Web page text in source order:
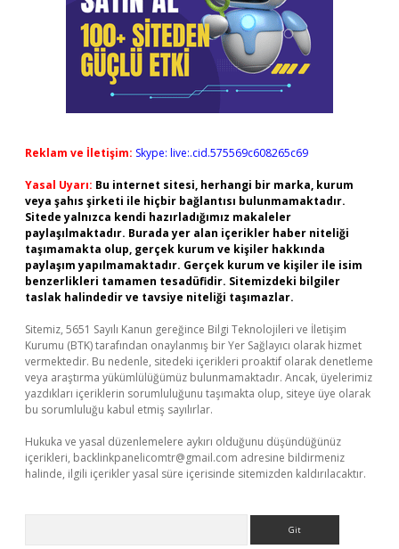
Reklam ve İletişim: Skype: live:.cid.575569c608265c69
Yasal Uyarı: Bu internet sitesi, herhangi bir marka, kurum
veya şahıs şirketi ile hiçbir bağlantısı bulunmamaktadır.
Sitede yalnızca kendi hazırladığımız makaleler
paylaşılmaktadır. Burada yer alan içerikler haber niteliği
taşımamakta olup, gerçek kurum ve kişiler hakkında
paylaşım yapılmamaktadır. Gerçek kurum ve kişiler ile isim
benzerlikleri tamamen tesadüfidir. Sitemizdeki bilgiler
taslak halindedir ve tavsiye niteliği taşımazlar.
Sitemiz, 5651 Sayılı Kanun gereğince Bilgi Teknolojileri ve İletişim
Kurumu (BTK) tarafından onaylanmış bir Yer Sağlayıcı olarak hizmet
vermektedir. Bu nedenle, sitedeki içerikleri proaktif olarak denetleme
veya araştırma yükümlülüğümüz bulunmamaktadır. Ancak, üyelerimiz
yazdıkları içeriklerin sorumluluğunu taşımakta olup, siteye üye olarak
bu sorumluluğu kabul etmiş sayılırlar.
Hukuka ve yasal düzenlemelere aykırı olduğunu düşündüğünüz
içerikleri, backlinkpanelicomtr@gmail.com adresine bildirmeniz
halinde, ilgili içerikler yasal süre içerisinde sitemizden kaldırılacaktır.